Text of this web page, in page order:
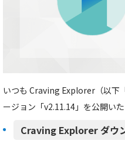
いつも Craving Explorer（以下
ージョン「v2.11.14」を公開いた
Craving Explorer ダ